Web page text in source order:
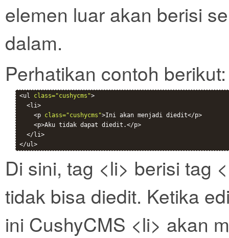
elemen luar akan berisi
dalam.
Perhatikan contoh berikut:
<ul class="cushycms">
  <li>
    <p
class="cushycms">Ini akan menjadi diedit</p>
    <p>Aku tidak dapat diedit.</p>
  </li>
Di sini, tag <li> berisi tag
tidak bisa diedit. Ketika
ini CushyCMS <li> akan